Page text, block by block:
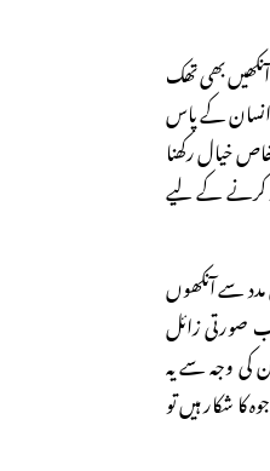
بھی تھک
انسان کے پاس
خیال رکھنا
کرنے کے لیے
سے آنکھوں
صورتی زائل
کی وجہ سے یہ
شکار ہیں تو